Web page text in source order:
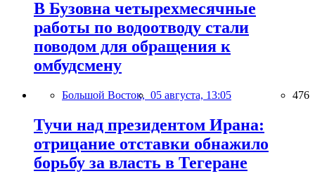
В Бузовна четырехмесячные
работы по водоотводу стали
поводом для обращения к
омбудсмену
Большой Восток, 05 августа, 13:05 476
Тучи над президентом Ирана:
отрицание отставки обнажило
борьбу за власть в Тегеране